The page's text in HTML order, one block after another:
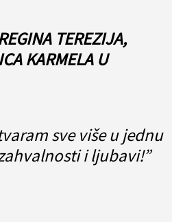
TEREZIJA,
KARMELA U
sve više u jednu
i ljubavi!”